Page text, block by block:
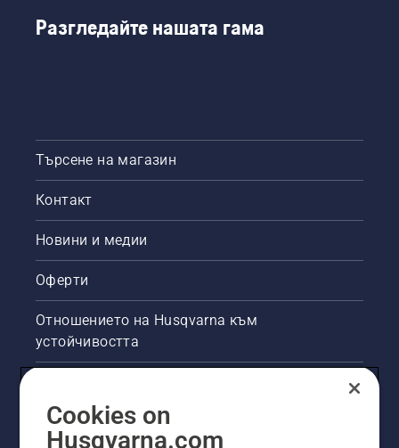
Разгледайте нашата гама
Търсене на магазин
Контакт
Новини и медии
Оферти
Отношението на Husqvarna към
устойчивостта
Други сайтове на Husqvarna
Cookies on
Husqvarna.com